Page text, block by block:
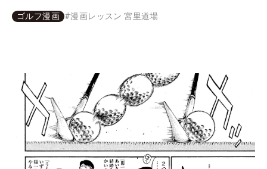
ゴルフ漫画 #漫画レッスン 宮里道場